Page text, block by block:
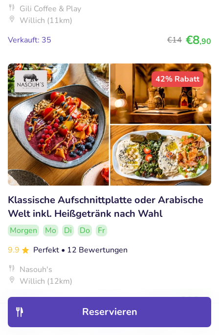
Entdecken
Reservieren
Gili Coffee & Play
Willich (11km)
Verkauft: 35
€14 €8,90
42% Rabatt
Klassische Aufschnittplatte oder Arabische
Welt inkl. Heißgetränk nach Wahl
Morgen Mo Di Do
Fr
9.9
Perfekt • 12 Bewertungen
Nasouh's
Willich (12km)
Verkauft: 59
€18,70 €10 ,90